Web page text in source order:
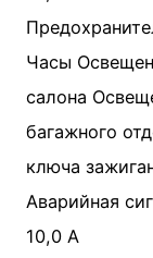
Часы
салона
багажного
ключа
Аварийная
10,0 А